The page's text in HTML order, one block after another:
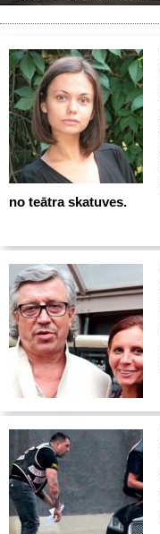
no teātra skatuves.